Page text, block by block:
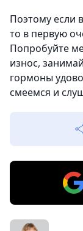
Поэтому если
то в первую
Попробуйте
износ,
гормоны
смеемся и